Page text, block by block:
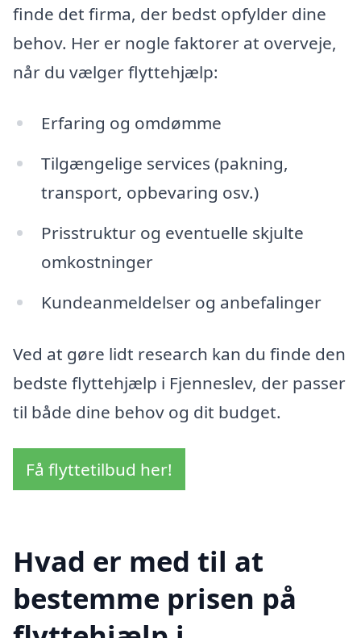
finde det firma, der bedst opfylder dine
behov. Her er nogle faktorer at overveje,
når du vælger flyttehjælp:
Erfaring og omdømme
Tilgængelige services (pakning,
transport, opbevaring osv.)
Prisstruktur og eventuelle skjulte
omkostninger
Kundeanmeldelser og anbefalinger
Ved at gøre lidt research kan du finde den
bedste flyttehjælp i Fjenneslev, der passer
til både dine behov og dit budget.
Få flyttetilbud her!
Hvad er med til at
bestemme prisen på